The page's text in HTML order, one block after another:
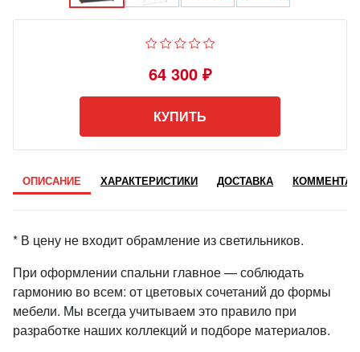
64 300 ₽
КУПИТЬ
ОПИСАНИЕ ХАРАКТЕРИСТИКИ ДОСТАВКА
* В цену не входит обрамление из светильников.
При оформлении спальни главное — соблюдать
гармонию во всем: от цветовых сочетаний до формы
мебели. Мы всегда учитываем это правило при
разработке наших коллекций и подборе материалов.